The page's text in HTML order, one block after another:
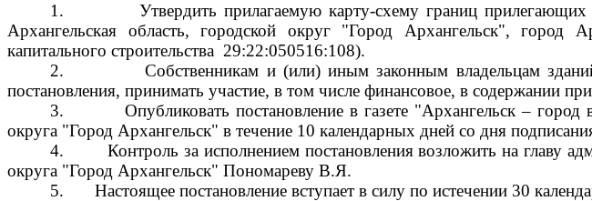
1.
Утвердить прилагаемую карту-схему границ
Архангельская область, городской округ "Город Архангельск",
капитального строительства 29:22:050516:108).
2.
Собственникам и (или) иным законным владельцам
постановления, принимать участие, в том числе финансовое, в содержании
3.
Опубликовать постановление в газете "Архангельск –
округа "Город Архангельск" в течение 10 календарных дней со дня
4.
Контроль за исполнением постановления возложить на главу
округа "Город Архангельск" Пономареву В.Я.
5.
Настоящее постановление вступает в силу по истечении 30